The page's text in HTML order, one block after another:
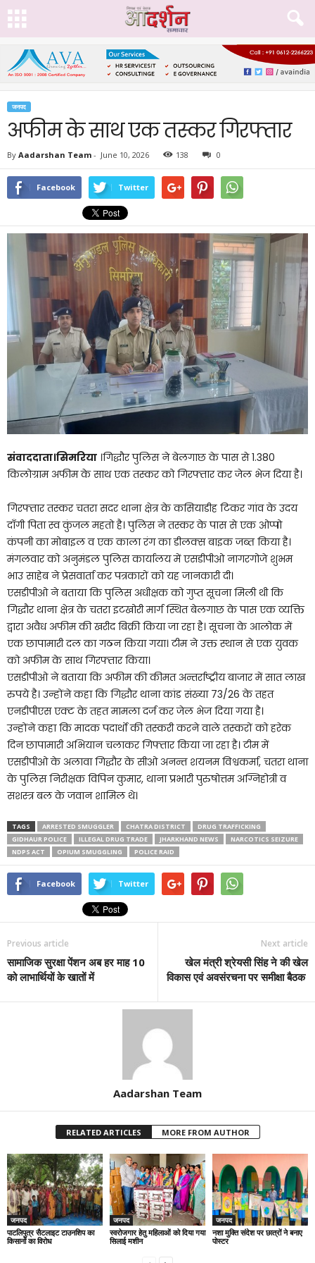
जनपद
अफीम के साथ एक तस्कर गिरफ्तार
By Aadarshan Team - June 10, 2026 138 0
Facebook Twitter
संवाददाता।सिमरिया ।गिद्धौर पुलिस ने बेलगाछ के पास से 1.380
किलोग्राम अफीम के साथ एक तस्कर को गिरफ्तार कर जेल भेज दिया है।
गिरफ्तार तस्कर चतरा सदर थाना क्षेत्र के कसियाडीह टिकर गांव के उदय
दाँगी पिता स्व कुंजल महतो है। पुलिस ने तस्कर के पास से एक ओप्पो
कंपनी का मोबाइल व एक काला रंग का डीलक्स बाइक जब्त किया है।
मंगलवार को अनुमंडल पुलिस कार्यालय में एसडीपीओ नागरगोजे शुभम
भाउ साहेब ने प्रेसवार्ता कर पत्रकारों को यह जानकारी दी।
एसडीपीओ ने बताया कि पुलिस अधीक्षक को गुप्त सूचना मिली थी कि
गिद्धौर थाना क्षेत्र के चतरा इटखोरी मार्ग स्थित बेलगाछ के पास एक व्यक्ति
द्वारा अवैध अफीम की खरीद बिक्री किया जा रहा है। सूचना के आलोक में
एक छापामारी दल का गठन किया गया। टीम ने उक्त स्थान से एक युवक
को अफीम के साथ गिरफ्तार किया।
एसडीपीओ ने बताया कि अफीम की कीमत अन्तर्राष्ट्रीय बाजार में सात लाख
रुपये है। उन्होंने कहा कि गिद्धौर थाना कांड संख्या 73/26 के तहत
एनडीपीएस एक्ट के तहत मामला दर्ज कर जेल भेज दिया गया है।
उन्होंने कहा कि मादक पदार्थो की तस्करी करने वाले तस्करों को हरेक
दिन छापामारी अभियान चलाकर गिफ्तार किया जा रहा है। टीम में
एसडीपीओ के अलावा गिद्धौर के सीओ अनन्त शयनम विश्वकर्मा, चतरा थाना
के पुलिस निरीक्षक विपिन कुमार, थाना प्रभारी पुरुषोत्तम अग्निहोत्री व
सशस्त्र बल के जवान शामिल थे।
TAGS ARRESTED SMUGGLER CHATRA DISTRICT
DRUG TRAFFICKING
GIDHAUR POLICE
ILLEGAL DRUG TRADE JHARKHAND NEWS
NARCOTICS SEIZURE
NDPS ACT
OPIUM SMUGGLING POLICE RAID
Facebook Twitter
Previous article
सामाजिक सुरक्षा पेंशन अब हर माह 10
को लाभार्थियों के खातों में
Next article
खेल मंत्री श्रेयसी सिंह ने की खेल
विकास एवं अवसंरचना पर समीक्षा बैठक
Aadarshan Team
RELATED ARTICLES MORE FROM AUTHOR
जनपद
पाटलिपुत्र सैटलाइट टाउनशिप का
किसानों का विरोध
जनपद
स्वरोजगार हेतु महिलाओं को दिया गया
सिलाई मशीन
जनपद
नशा मुक्ति संदेश पर छात्रों ने बनाए
पोस्टर